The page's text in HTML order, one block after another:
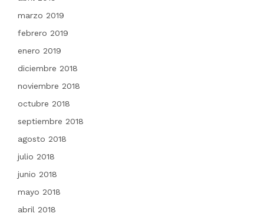
marzo 2019
febrero 2019
enero 2019
diciembre 2018
noviembre 2018
octubre 2018
septiembre 2018
agosto 2018
julio 2018
junio 2018
mayo 2018
abril 2018